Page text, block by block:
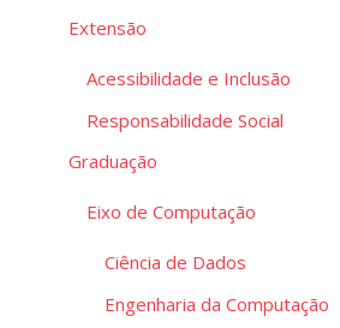
Extensão
Acessibilidade e Inclusão
Responsabilidade Social
Graduação
Eixo de Computação
Ciência de Dados
Engenharia da Computação